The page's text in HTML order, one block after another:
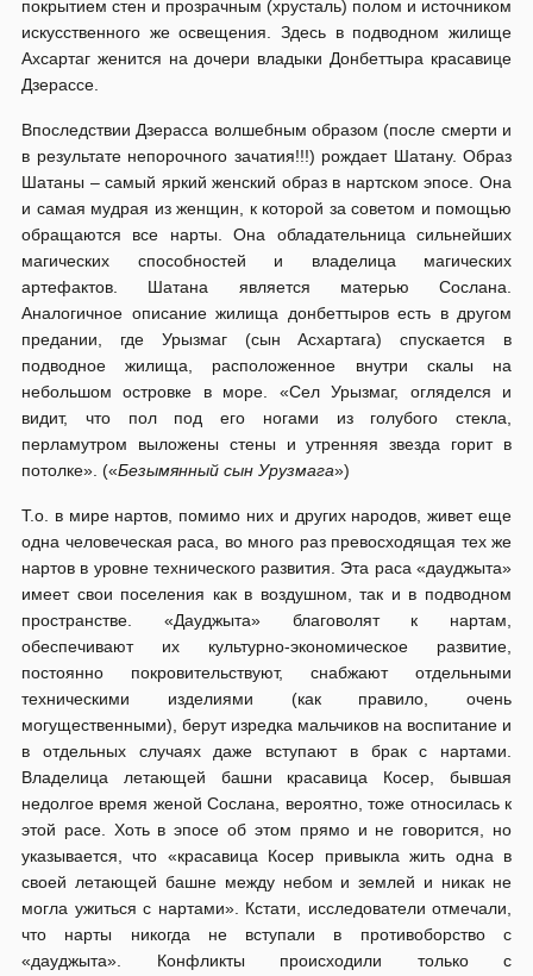
покрытием стен и прозрачным (хрусталь) полом и источником
искусственного же освещения. Здесь в подводном жилище
Ахсартаг женится на дочери владыки Донбеттыра красавице
Дзерассе.
Впоследствии Дзерасса волшебным образом (после смерти и
в результате непорочного зачатия!!!) рождает Шатану. Образ
Шатаны – самый яркий женский образ в нартском эпосе. Она
и самая мудрая из женщин, к которой за советом и помощью
обращаются все нарты. Она обладательница сильнейших
магических способностей и владелица магических
артефактов. Шатана является матерью Сослана.
Аналогичное описание жилища донбеттыров есть в другом
предании, где Урызмаг (сын Асхартага) спускается в
подводное жилища, расположенное внутри скалы на
небольшом островке в море. «Сел Урызмаг, огляделся и
видит, что пол под его ногами из голубого стекла,
перламутром выложены стены и утренняя звезда горит в
потолке». («Безымянный сын Урузмага»)
Т.о. в мире нартов, помимо них и других народов, живет еще
одна человеческая раса, во много раз превосходящая тех же
нартов в уровне технического развития. Эта раса «дауджыта»
имеет свои поселения как в воздушном, так и в подводном
пространстве. «Дауджыта» благоволят к нартам,
обеспечивают их культурно-экономическое развитие,
постоянно покровительствуют, снабжают отдельными
техническими изделиями (как правило, очень
могущественными), берут изредка мальчиков на воспитание и
в отдельных случаях даже вступают в брак с нартами.
Владелица летающей башни красавица Косер, бывшая
недолгое время женой Сослана, вероятно, тоже относилась к
этой расе. Хоть в эпосе об этом прямо и не говорится, но
указывается, что «красавица Косер привыкла жить одна в
своей летающей башне между небом и землей и никак не
могла ужиться с нартами». Кстати, исследователи отмечали,
что нарты никогда не вступали в противоборство с
«дауджыта». Конфликты происходили только с